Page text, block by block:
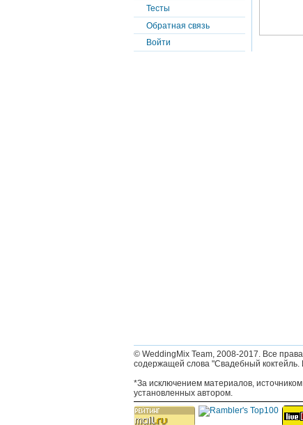
Тесты
Обратная связь
Войти
© WeddingMix Team, 2008-2017. Все
содержащей слова "Свадебный
*За исключением материалов,
установленных автором.